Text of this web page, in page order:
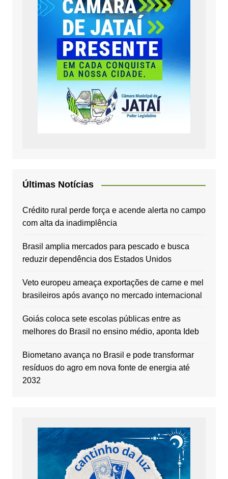
Últimas Notícias
Crédito rural perde força e acende alerta no campo
com alta da inadimplência
Brasil amplia mercados para pescado e busca
reduzir dependência dos Estados Unidos
Veto europeu ameaça exportações de carne e mel
brasileiros após avanço no mercado internacional
Goiás coloca sete escolas públicas entre as
melhores do Brasil no ensino médio, aponta Ideb
Biometano avança no Brasil e pode transformar
resíduos do agro em nova fonte de energia até
2032